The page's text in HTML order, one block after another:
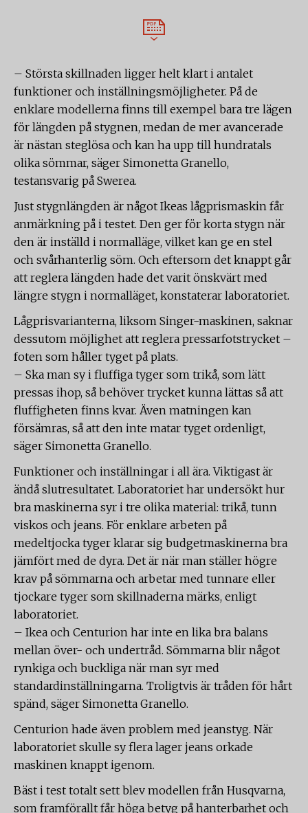
– Största skillnaden ligger helt klart i antalet
funktioner och inställningsmöjligheter. På de
enklare modellerna finns till exempel bara tre lägen
för längden på stygnen, medan de mer avancerade
är nästan steglösa och kan ha upp till hundratals
olika sömmar, säger Simonetta Granello,
testansvarig på Swerea.
Just stygnlängden är något Ikeas lågprismaskin får
anmärkning på i testet. Den ger för korta stygn när
den är inställd i normalläge, vilket kan ge en stel
och svårhanterlig söm. Och eftersom det knappt går
att reglera längden hade det varit önskvärt med
längre stygn i normalläget, konstaterar laboratoriet.
Lågprisvarianterna, liksom Singer-maskinen, saknar
dessutom möjlighet att reglera pressarfotstrycket –
foten som håller tyget på plats.
– Ska man sy i fluffiga tyger som trikå, som lätt
pressas ihop, så behöver trycket kunna lättas så att
fluffigheten finns kvar. Även matningen kan
försämras, så att den inte matar tyget ordenligt,
säger Simonetta Granello.
Funktioner och inställningar i all ära. Viktigast är
ändå slutresultatet. Laboratoriet har undersökt hur
bra maskinerna syr i tre olika material: trikå, tunn
viskos och jeans. För enklare arbeten på
medeltjocka tyger klarar sig budgetmaskinerna bra
jämfört med de dyra. Det är när man ställer högre
krav på sömmarna och arbetar med tunnare eller
tjockare tyger som skillnaderna märks, enligt
laboratoriet.
– Ikea och Centurion har inte en lika bra balans
mellan över- och undertråd. Sömmarna blir något
rynkiga och buckliga när man syr med
standardinställningarna. Troligtvis är tråden för hårt
spänd, säger Simonetta Granello.
Centurion hade även problem med jeanstyg. När
laboratoriet skulle sy flera lager jeans orkade
maskinen knappt igenom.
Bäst i test totalt sett blev modellen från Husqvarna,
som framförallt får höga betyg på hanterbarhet och